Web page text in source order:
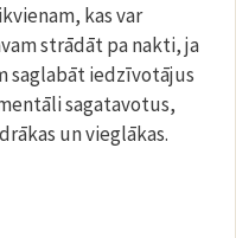
kas var
strādāt pa nakti, ja
saglabāt iedzīvotājus
sagatavotus,
un vieglākas.